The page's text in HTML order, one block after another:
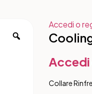
Accedi o
Accedi
Collare